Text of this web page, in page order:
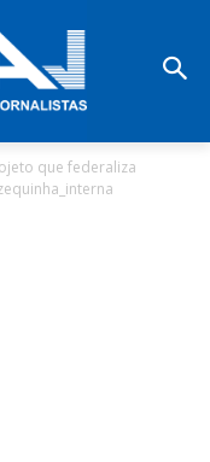
que federaliza